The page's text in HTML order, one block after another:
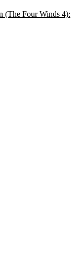
(The Four Winds 4):